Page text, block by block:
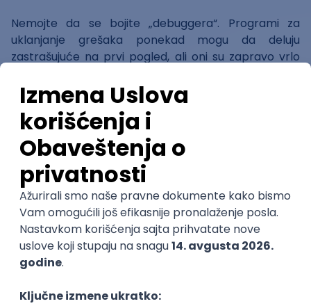
Nemojte da se bojite „debuggera“. Programi za
uklanjanje grešaka ponekad mogu da deluju
zastrašujuće na prvi pogled, ali oni su zapravo vrlo
naučiti njihove osnove. Možete ispravljati različite
vrste problema koristeći samo komande kao što su:
break, run, next, and print. Debuggeri daju napredne
funkcije, kao što su pokretanje programa korak po
korak (single-stepping), zaustavljanje ili pauziranje
izvođenja programa na takozvanom „breakpointu“
tokom određenih zbivanja, a neki čak pružaju i
mogućnost menjanja programa u toku izvođenja.
Korisni su i za testiranje performansi programa.